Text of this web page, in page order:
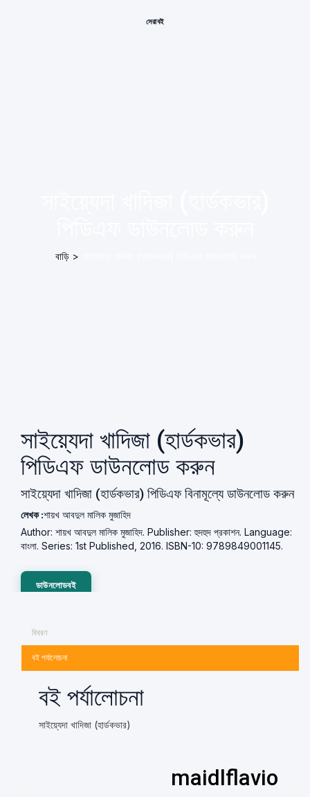
সেরা বই
বাড়ি>
সাইয়্যেদা খাদিজা (হার্ডকভার)
পিডিএফ ডাউনলোড করুন
সাইয়্যেদা খাদিজা (হার্ডকভার) পিডিএফ বিনামূল্যে ডাউনলোড করুন
লেখক :শায়খ আবদুল মালিক মুজাহিদ
Author: শায়খ আবদুল মালিক মুজাহিদ. Publisher: হুদহুদ প্রকাশন. Language:
বাংলা. Series: 1st Published, 2016. ISBN-10: 9789849001145.
ডাউনলোডবই
বিবরণ
বই পর্যালোচনা
বই পর্যালোচনা
সাইয়্যেদা খাদিজা (হার্ডকভার)
maidlflavio